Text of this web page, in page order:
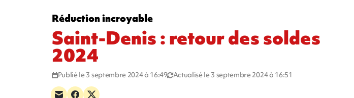
Réduction incroyable
Saint-Denis : retour des soldes
2024
Publié le 3 septembre 2024 à 16:49 Actualisé le 3 septembre 2024 à 16:51